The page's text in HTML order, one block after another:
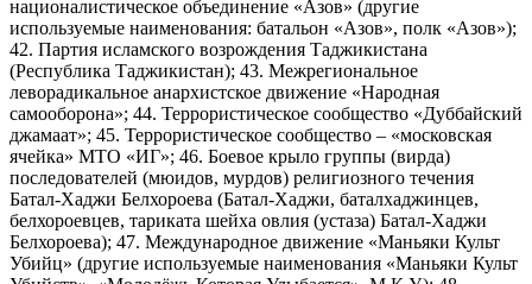
националистическое объединение «Азов» (другие
используемые наименования: батальон «Азов», полк «Азов»);
42. Партия исламского возрождения Таджикистана
(Республика Таджикистан); 43. Межрегиональное
леворадикальное анархистское движение «Народная
самооборона»; 44. Террористическое сообщество «Дуббайский
джамаат»; 45. Террористическое сообщество – «московская
ячейка» МТО «ИГ»; 46. Боевое крыло группы (вирда)
последователей (мюидов, мурдов) религиозного течения
Батал-Хаджи Белхороева (Батал-Хаджи, баталхаджинцев,
белхороевцев, тариката шейха овлия (устаза) Батал-Хаджи
Белхороева); 47. Международное движение «Маньяки Культ
Убийц» (другие используемые наименования «Маньяки Культ